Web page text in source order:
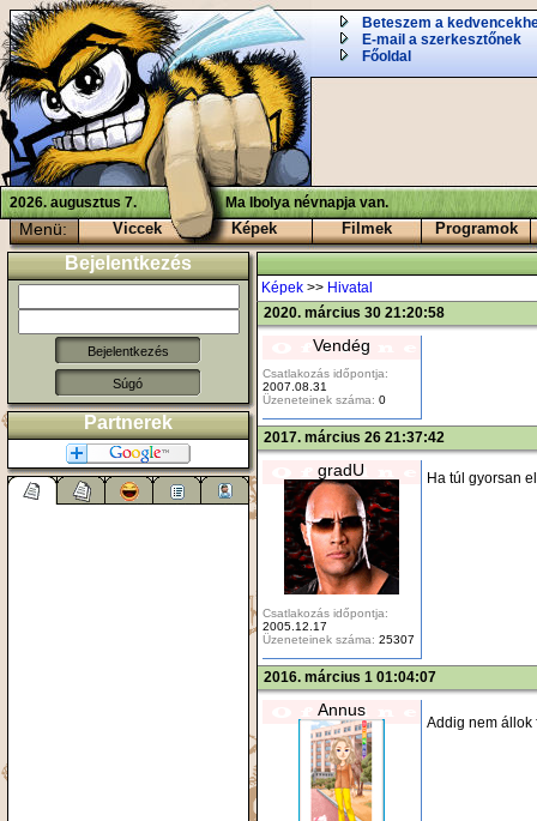
Beteszem a
E-mail a szerkesztőnek
Főoldal
2026. augusztus 7. Ma Ibolya névnapja van.
Menü: Viccek Képek Filmek Programok
Bejelentkezés
Súgó
Partnerek
Képek >> Hivatal
2020. március 30 21:20:58
Vendég
Csatlakozás időpontja:
2007.08.31
Üzeneteinek száma: 0
2017. március 26 21:37:42
gradU
Csatlakozás időpontja:
2005.12.17
Üzeneteinek száma: 25307
Ha túl gyorsan
2016. március 1 01:04:07
Annus
Addig nem állok